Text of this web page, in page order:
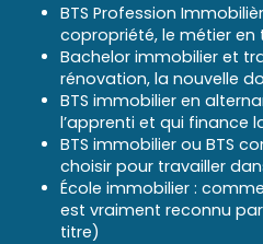
BTS Profession
copropriété, le métier en
Bachelor immobilier et
rénovation, la nouvelle
BTS immobilier en
l’apprenti et qui finance
BTS immobilier ou BTS
choisir pour travailler
École immobilier :
est vraiment reconnu par
titre)